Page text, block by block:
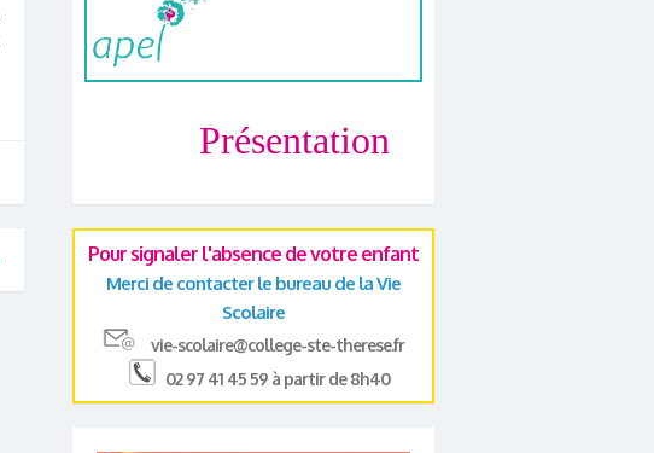
Présentation
Pour signaler l'absence de votre enfant
Merci de contacter le bureau de la Vie
Scolaire
vie-scolaire@college-ste-therese.fr
02 97 41 45 59 à partir de 8h40